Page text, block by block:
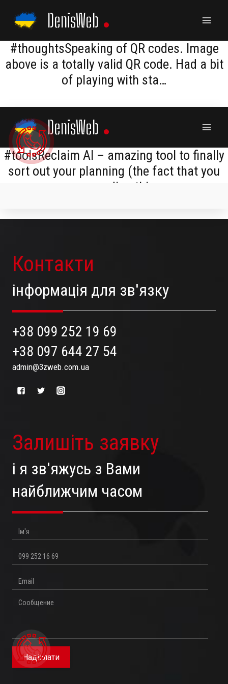
content
DenisWeb
#thoughtsSpeaking of QR codes. Image
above is a totally valid QR code. Had a bit
of playing with sta…
Контакти
інформація для зв'язку
+38 099 252 19 69
+38 097 644 27 54
admin@3zweb.com.ua
Залишіть заявку
і я зв'яжусь з Вами
найближчим часом
Ім'я
Телефон
Email
Повідомлення